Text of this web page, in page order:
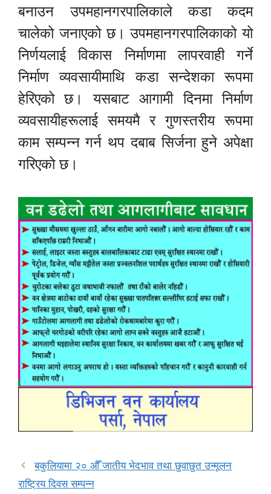
बनाउन उपमहानगरपालिकाले कडा कदम
चालेको जनाएको छ। उपमहानगरपालिकाको यो
निर्णयलाई विकास निर्माणमा लापरवाही गर्ने
निर्माण व्यवसायीमाथि कडा सन्देशका रूपमा
हेरिएको छ। यसबाट आगामी दिनमा निर्माण
व्यवसायीहरूलाई समयमै र गुणस्तरीय रूपमा
काम सम्पन्न गर्न थप दबाब सिर्जना हुने अपेक्षा
गरिएको छ।
बकुलियामा २० औँ जातीय भेदभाव तथा छुवाछुत उन्मूलन
राष्ट्रिय दिवस सम्पन्न